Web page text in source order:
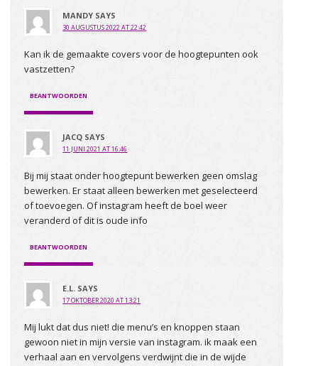
MANDY SAYS
30 AUGUSTUS 2022 AT 22:42
Kan ik de gemaakte covers voor de hoogtepunten ook
vastzetten?
BEANTWOORDEN
JACQ SAYS
11 JUNI 2021 AT 16:46
Bij mij staat onder hoogtepunt bewerken geen omslag
bewerken. Er staat alleen bewerken met geselecteerd
of toevoegen. Of instagram heeft de boel weer
veranderd of dit is oude info
BEANTWOORDEN
E.L. SAYS
17 OKTOBER 2020 AT 13:21
Mij lukt dat dus niet! die menu’s en knoppen staan
gewoon niet in mijn versie van instagram. ik maak een
verhaal aan en vervolgens verdwijnt die in de wijde